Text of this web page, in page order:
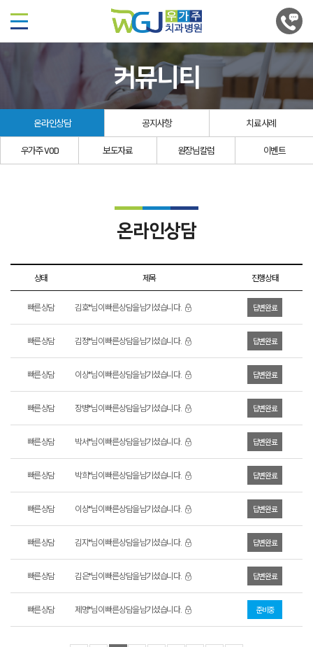
커뮤니티
온라인상담 공지사항 치료사례
우가주 VOD 보도자료 원장님칼럼 이벤트
온라인상담
상태 제목 진행상태
빠른 상담 김호*님이 빠른 상담을 남기셨습니다. 답변완료
빠른 상담 김정*님이 빠른 상담을 남기셨습니다. 답변완료
빠른 상담 이상*님이 빠른 상담을 남기셨습니다. 답변완료
빠른 상담 장병*님이 빠른 상담을 남기셨습니다. 답변완료
빠른 상담 박서*님이 빠른 상담을 남기셨습니다. 답변완료
빠른 상담 박희*님이 빠른 상담을 남기셨습니다. 답변완료
빠른 상담 이상*님이 빠른 상담을 남기셨습니다. 답변완료
빠른 상담 김지*님이 빠른 상담을 남기셨습니다. 답변완료
빠른 상담 김은*님이 빠른 상담을 남기셨습니다. 답변완료
빠른 상담 제명*님이 빠른 상담을 남기셨습니다. 준비중